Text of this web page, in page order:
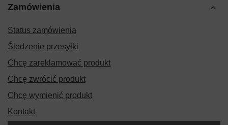
Zamówienia
Status zamówienia
Śledzenie przesyłki
Chcę zareklamować produkt
Chcę zwrócić produkt
Chcę wymienić produkt
Kontakt